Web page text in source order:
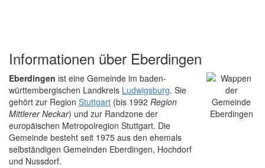
Informationen über Eberdingen
Eberdingen ist eine Gemeinde im baden-
württembergischen Landkreis Ludwigsburg. Sie
gehört zur Region Stuttgart (bis 1992 Region
Mittlerer Neckar) und zur Randzone der
europäischen Metropolregion Stuttgart. Die
Gemeinde besteht seit 1975 aus den ehemals
selbständigen Gemeinden Eberdingen, Hochdorf
und Nussdorf.